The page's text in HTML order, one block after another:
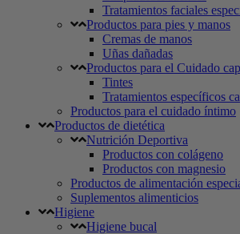
Tratamientos faciales
Productos para pies y manos
Cremas de manos
Uñas dañadas
Productos para el Cuidado
Tintes
Tratamientos específicos
Productos para el cuidado íntimo
Productos de dietética
Nutrición Deportiva
Productos con colágeno
Productos con magnesio
Productos de alimentación
Suplementos alimenticios
Higiene
Higiene bucal